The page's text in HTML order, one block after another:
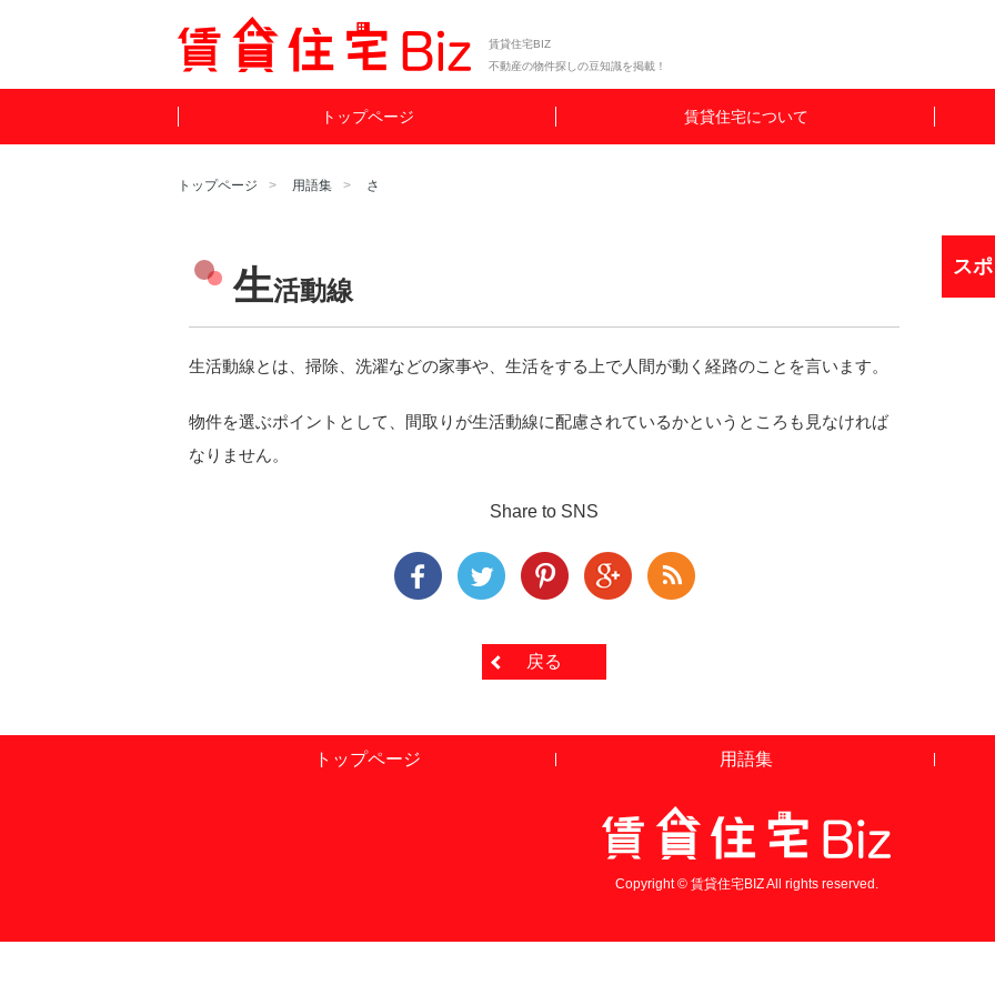
賃貸住宅BIZ
不動産の物件探しの豆知識を掲載！
トップページ 賃貸住宅について
トップページ 用語集 さ
生活動線
生活動線とは、掃除、洗濯などの家事や、生活をする上で人間が動く経路のことを言います。
物件を選ぶポイントとして、間取りが生活動線に配慮されているかというところも見なければ
なりません。
Share to SNS
戻る
ス
トップページ 用語集
Copyright © 賃貸住宅BIZ All rights reserved.